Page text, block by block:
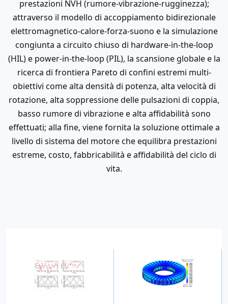
prestazioni NVH (rumore-vibrazione-rugginezza);
attraverso il modello di accoppiamento bidirezionale
elettromagnetico-calore-forza-suono e la simulazione
congiunta a circuito chiuso di hardware-in-the-loop
(HIL) e power-in-the-loop (PIL), la scansione globale e la
ricerca di frontiera Pareto di confini estremi multi-
obiettivi come alta densità di potenza, alta velocità di
rotazione, alta soppressione delle pulsazioni di coppia,
basso rumore di vibrazione e alta affidabilità sono
effettuati; alla fine, viene fornita la soluzione ottimale a
livello di sistema del motore che equilibra prestazioni
estreme, costo, fabbricabilità e affidabilità del ciclo di
vita.